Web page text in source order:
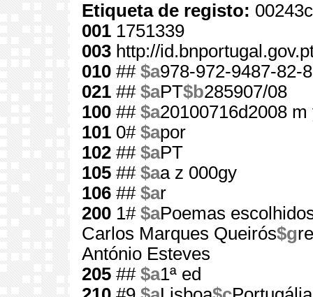
Etiqueta de registo:
001 1751339
003 http://
010 ## $a978-972-9487-82-8
021 ## $aPT$b285907/08
100 ## $a20100716d2008
101 0# $apor
102 ## $aPT
105 ## $aa z 000gy
106 ## $ar
200 1# $aPoemas
Carlos Marques Queirós$g
António Esteves
205 ## $a1ª ed